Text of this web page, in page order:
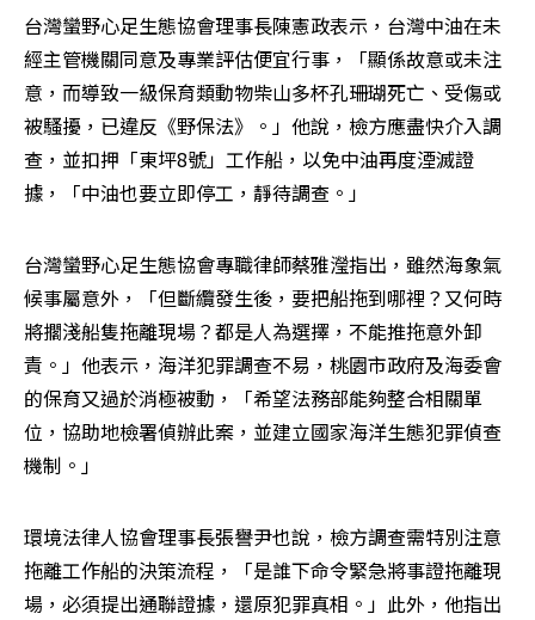
台灣蠻野心足生態協會理事長陳憲政表示，台灣中油在未
經主管機關同意及專業評估便宜行事，「顯係故意或未注
意，而導致一級保育類動物柴山多杯孔珊瑚死亡、受傷或
被騷擾，已違反《野保法》。」他說，檢方應盡快介入調
查，並扣押「東坪8號」工作船，以免中油再度湮滅證
據，「中油也要立即停工，靜待調查。」
台灣蠻野心足生態協會專職律師蔡雅瀅指出，雖然海象氣
候事屬意外，「但斷纜發生後，要把船拖到哪裡？又何時
將擱淺船隻拖離現場？都是人為選擇，不能推拖意外卸
責。」他表示，海洋犯罪調查不易，桃園市政府及海委會
的保育又過於消極被動，「希望法務部能夠整合相關單
位，協助地檢署偵辦此案，並建立國家海洋生態犯罪偵查
機制。」
環境法律人協會理事長張譽尹也說，檢方調查需特別注意
拖離工作船的決策流程，「是誰下命令緊急將事證拖離現
場，必須提出通聯證據，還原犯罪真相。」此外，他指出